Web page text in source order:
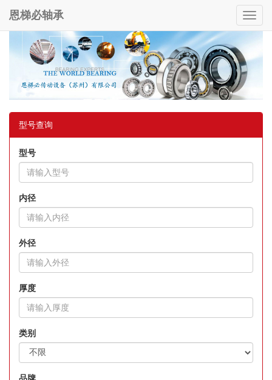
恩梯必轴承
型号查询
型号
内径
外径
厚度
类别